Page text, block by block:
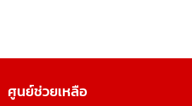
ศูนย์ช่วยเหลือ